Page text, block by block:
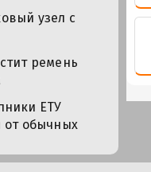
узел с
ремень
ЕТУ
от обычных